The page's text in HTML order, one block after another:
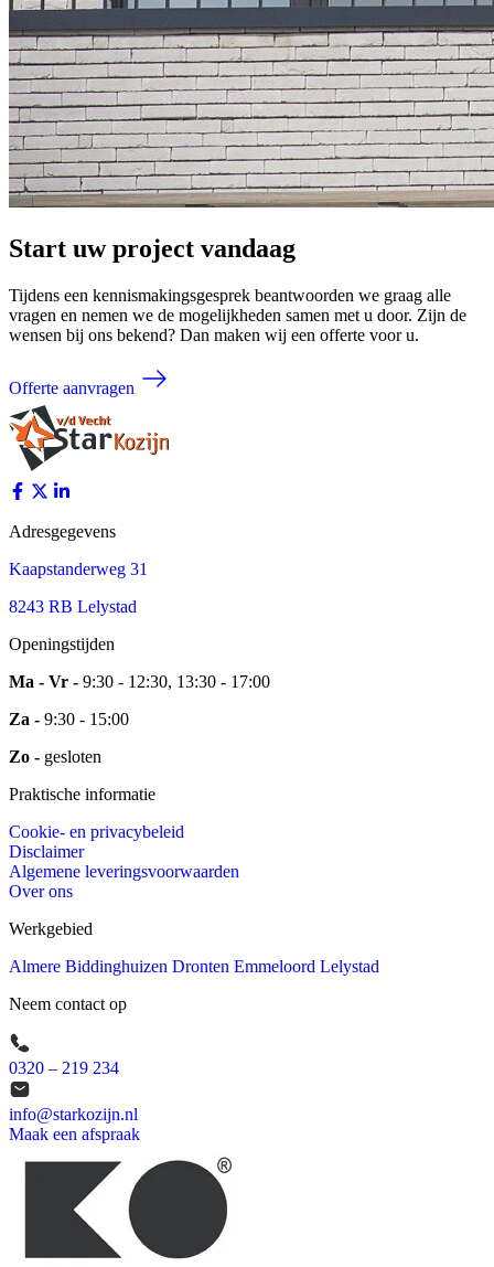
Start uw project vandaag
Tijdens een kennismakingsgesprek beantwoorden we graag alle
vragen en nemen we de mogelijkheden samen met u door. Zijn de
wensen bij ons bekend? Dan maken wij een offerte voor u.
Offerte aanvragen
Adresgegevens
Kaapstanderweg 31
8243 RB Lelystad
Openingstijden
Ma - Vr - 9:30 - 12:30, 13:30 - 17:00
Za - 9:30 - 15:00
Zo - gesloten
Praktische informatie
Cookie- en privacybeleid
Disclaimer
Algemene leveringsvoorwaarden
Over ons
Werkgebied
Almere Biddinghuizen Dronten Emmeloord Lelystad
Neem contact op
0320 – 219 234
info@starkozijn.nl
Maak een afspraak